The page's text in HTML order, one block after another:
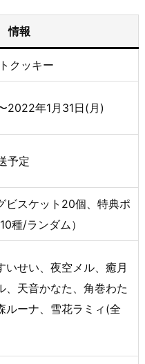
情報
クッキー
2022年1月31日(月)
予定
ビスケット20個、特典ポ
種/ランダム）
いせい、夜空メル、癒月
、天音かなた、角巻わた
ルーナ、雪花ラミィ(全